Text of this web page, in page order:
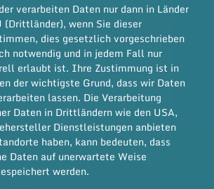
verarbeiten Daten nur dann in Länder
(Drittländer), wenn Sie dieser
dies gesetzlich vorgeschrieben
notwendig und in jedem Fall nur
erlaubt ist. Ihre Zustimmung ist in
der wichtigste Grund, dass wir Daten
lassen. Die Verarbeitung
Daten in Drittländern wie den USA,
Dienstleistungen anbieten
haben, kann bedeuten, dass
Daten auf unerwartete Weise
werden.